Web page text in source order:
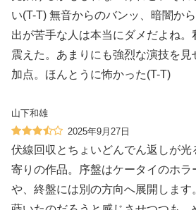
い(T-T) 無音からのバンッ、暗闇か
出が苦手な人は本当にダメだよね
震えた。あまりにも強烈な演技を見
加点。ほんとうに怖かった(T-T)
山下和雄
2025年9月27日
伏線回収とちょいどんでん返しが光
寄りの作品。序盤はケータイのホラ
や、終盤には別の方向へ展開します